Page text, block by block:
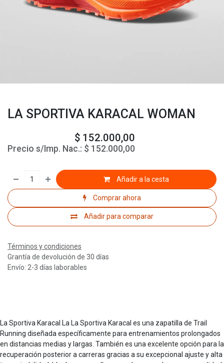
LA SPORTIVA KARACAL WOMAN
$ 152.000,00
Precio s/Imp. Nac.: $ 152.000,00
Añadir a la cesta
Comprar ahora
Añadir para comparar
Términos y condiciones
Grantía de devolución de 30 días
Envío: 2-3 días laborables
La Sportiva Karacal La La Sportiva Karacal es una zapatilla de Trail
Running diseñada específicamente para entrenamientos prolongados
en distancias medias y largas. También es una excelente opción para la
recuperación posterior a carreras gracias a su excepcional ajuste y alta